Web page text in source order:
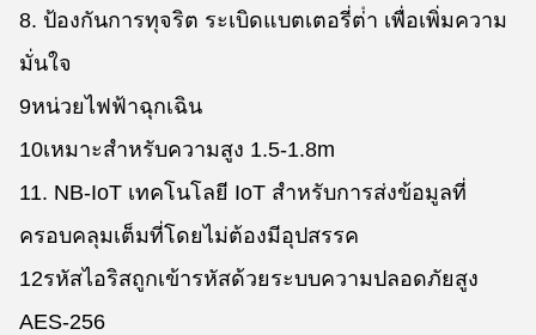
8. ป้องกันการทุจริต ระเบิดแบตเตอรี่ต่ํา เพื่อเพิ่มความ
มั่นใจ
9หน่วยไฟฟ้าฉุกเฉิน
10เหมาะสําหรับความสูง 1.5-1.8m
11. NB-IoT เทคโนโลยี IoT สําหรับการส่งข้อมูลที่
ครอบคลุมเต็มที่โดยไม่ต้องมีอุปสรรค
12รหัสไอริสถูกเข้ารหัสด้วยระบบความปลอดภัยสูง
AES-256